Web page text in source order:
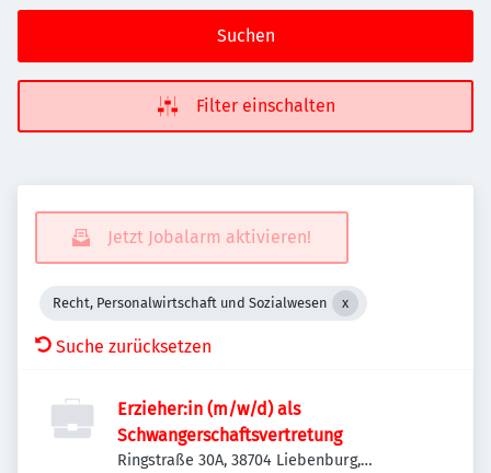
Suchen
Filter einschalten
Jetzt Jobalarm aktivieren!
Recht, Personalwirtschaft und Sozialwesen
Suche zurücksetzen
Erzieher:in (m/w/d) als
Schwangerschaftsvertretung
Ringstraße 30A, 38704 Liebenburg,